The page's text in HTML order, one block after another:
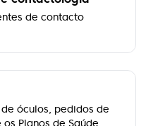
de contacto
óculos, pedidos de
Planos de Saúde